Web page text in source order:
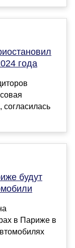
года
будут
в Париже в